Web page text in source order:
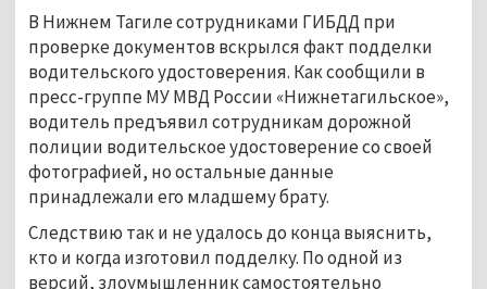
В Нижнем Тагиле сотрудниками ГИБДД при
проверке документов вскрылся факт подделки
водительского удостоверения. Как сообщили в
пресс-группе МУ МВД России «Нижнетагильское»,
водитель предъявил сотрудникам дорожной
полиции водительское удостоверение со своей
фотографией, но остальные данные
принадлежали его младшему брату.
Следствию так и не удалось до конца выяснить,
кто и когда изготовил подделку. По одной из
версий, злоумышленник самостоятельно